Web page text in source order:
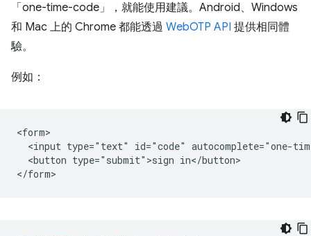
「one-time-code」，就能使用建議。Android、Windows
和 Mac 上的 Chrome 都能透過 WebOTP API 提供相同體
驗。
例如：
<form>
<input type="text" id="code" autocomplete="one-
  <button type="submit">sign in</button>